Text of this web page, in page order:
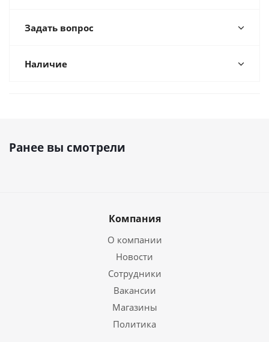
Задать вопрос
Наличие
Ранее вы смотрели
Компания
О компании
Новости
Сотрудники
Вакансии
Магазины
Политика